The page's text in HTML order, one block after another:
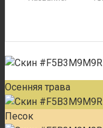
Осенняя трава
Песок